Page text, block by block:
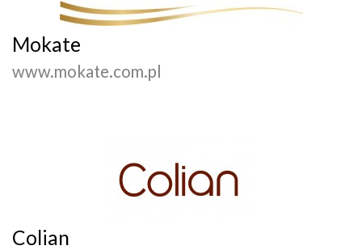
Mokate
www.mokate.com.pl
Colian